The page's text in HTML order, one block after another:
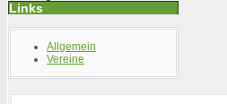
Links
Allgemein
Vereine